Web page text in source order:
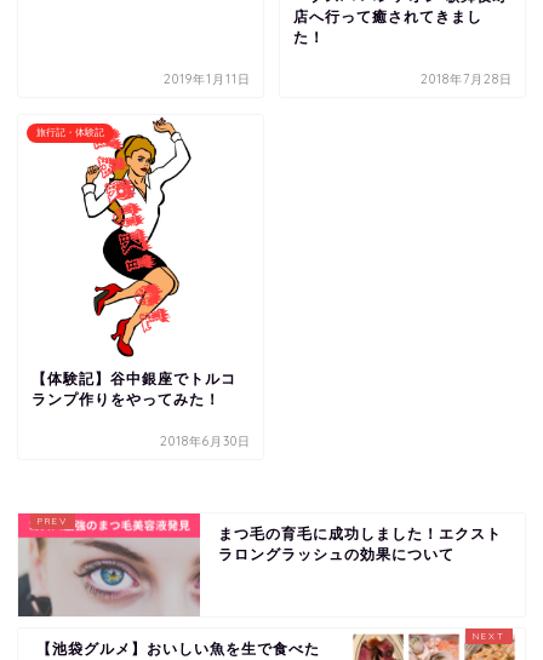
2019年1月11日
店へ行って癒されてきまし
た！
2018年7月28日
旅行記・体験記
【体験記】谷中銀座でトルコ
ランプ作りをやってみた！
2018年6月30日
まつ毛の育毛に成功しました！エクスト
ラロングラッシュの効果について
【池袋グルメ】おいしい魚を生で食べた